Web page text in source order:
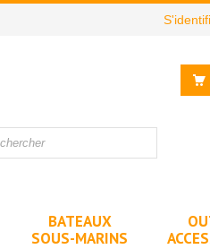
BATEAUX
SOUS-MARINS